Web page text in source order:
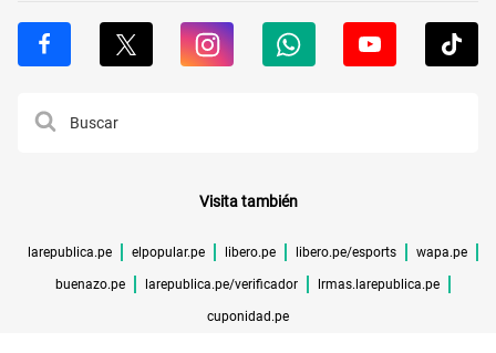
Visita también
larepublica.pe elpopular.pe libero.pe libero.pe/esports wapa.pe
buenazo.pe larepublica.pe/verificador lrmas.larepublica.pe
cuponidad.pe